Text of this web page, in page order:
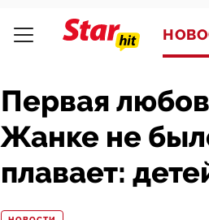
Первая
Жанке не
плавает: